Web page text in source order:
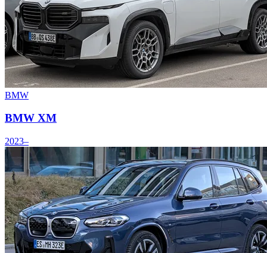
BMW
BMW XM
2023–